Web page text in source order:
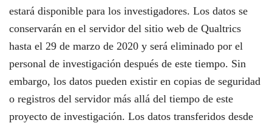
estará disponible para los investigadores. Los datos se
conservarán en el servidor del sitio web de Qualtrics
hasta el 29 de marzo de 2020 y será eliminado por el
personal de investigación después de este tiempo. Sin
embargo, los datos pueden existir en copias de seguridad
o registros del servidor más allá del tiempo de este
proyecto de investigación. Los datos transferidos desde